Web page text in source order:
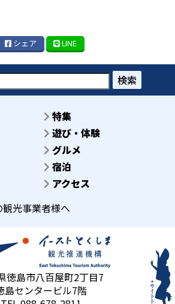
シェア LINE
検索
特集
遊び・体験
グルメ
宿泊
アクセス
光事業者様へ
徳島市八百屋町2丁目7
島センタービル7階